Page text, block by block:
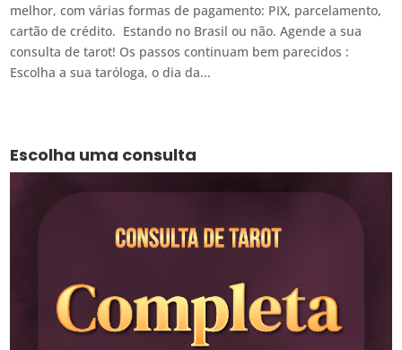
melhor, com várias formas de pagamento: PIX, parcelamento,
cartão de crédito. Estando no Brasil ou não. Agende a sua
consulta de tarot! Os passos continuam bem parecidos :
Escolha a sua taróloga, o dia da...
Escolha uma consulta